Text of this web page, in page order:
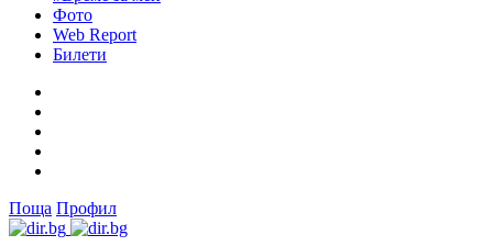
Фото
Web Report
Билети
Поща Профил